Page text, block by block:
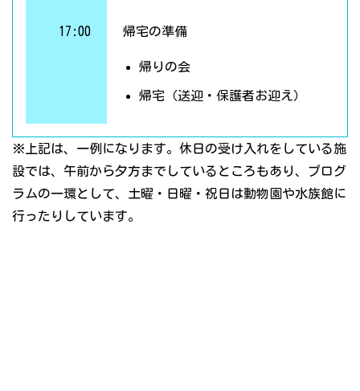
17:00 帰宅の準備
帰りの会
帰宅（送迎・保護者お迎え）
※上記は、一例になります。休日の受け入れをしている施
設では、午前から夕方までしているところもあり、プログ
ラムの一環として、土曜・日曜・祝日は動物園や水族館に
行ったりしています。